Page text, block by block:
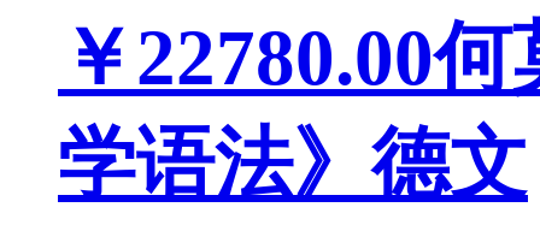
￥22780.00何
学语法》德文